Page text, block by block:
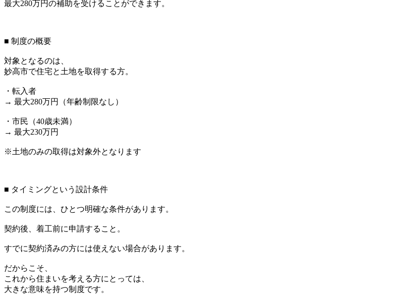
最大280万円の補助を受けることができます。
■ 制度の概要
対象となるのは、
妙高市で住宅と土地を取得する方。
・転入者
→ 最大280万円（年齢制限なし）
・市民（40歳未満）
→ 最大230万円
※土地のみの取得は対象外となります
■ タイミングという設計条件
この制度には、ひとつ明確な条件があります。
契約後、着工前に申請すること。
すでに契約済みの方には使えない場合があります。
だからこそ、
これから住まいを考える方にとっては、
大きな意味を持つ制度です。